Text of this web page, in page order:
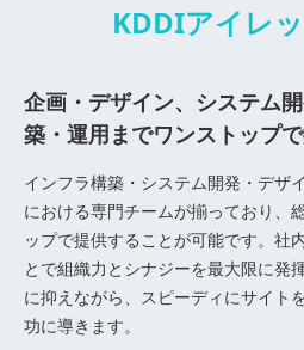
KDDIアイレ
企画・デザイン、システム
築・運用までワンストップ
インフラ構築・システム開発・デザ
における専門チームが揃っており、
ップで提供することが可能です。社
とで組織力とシナジーを最大限に発
に抑えながら、スピーディにサイト
功に導きます。